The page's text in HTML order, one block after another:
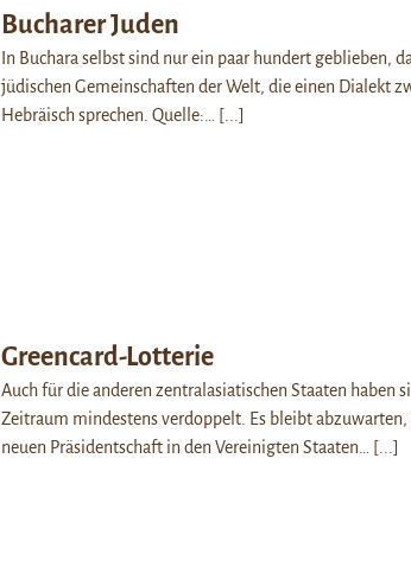
Bucharer Juden
In Buchara selbst sind nur ein paar hundert geblieben,
jüdischen Gemeinschaften der Welt, die einen Dialekt
Hebräisch sprechen. Quelle:…
[...]
Greencard-Lotterie
Auch für die anderen zentralasiatischen Staaten haben
Zeitraum mindestens verdoppelt. Es bleibt abzuwarten,
neuen Präsidentschaft in den Vereinigten Staaten…
[...]